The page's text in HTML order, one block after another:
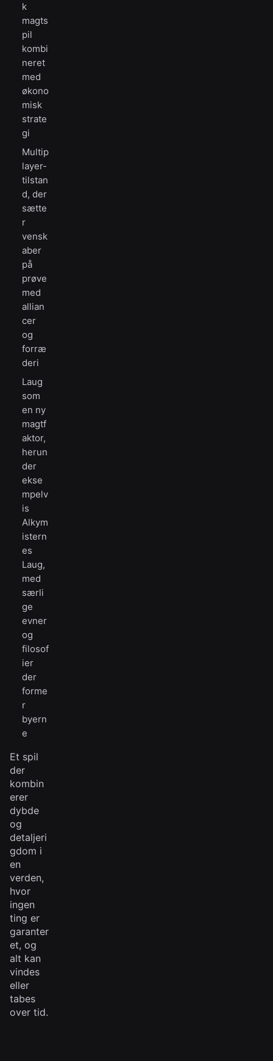
k
magts
pil
kombi
neret
med
økono
misk
strate
gi
Multip
layer-
tilstan
d, der
sætte
r
vensk
aber
på
prøve
med
allian
cer
og
forræ
deri
Laug
som
en ny
magtf
aktor,
herun
der
ekse
mpelv
is
Alkym
istern
es
Laug,
med
særli
ge
evner
og
filosof
ier
der
forme
r
byern
e
Et spil
der
kombin
erer
dybde
og
detaljeri
gdom i
en
verden,
hvor
ingen
ting er
garanter
et, og
alt kan
vindes
eller
tabes
over tid.